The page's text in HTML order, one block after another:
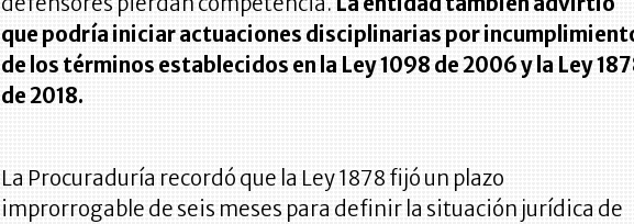
que podría iniciar actuaciones disciplinarias por
de los términos establecidos en la Ley 1098 de 2006 y la Ley
de 2018.
La Procuraduría recordó que la Ley 1878 fijó un plazo
improrrogable de seis meses para definir la situación jurídica de